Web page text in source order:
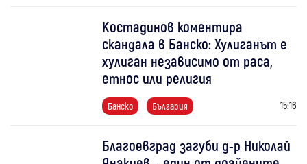
Костадинов коментира
скандала в Банско: Хулиганът е
хулиган независимо от раса,
етнос или религия
Банско България 15:16
Благоевград загуби д-р Николай